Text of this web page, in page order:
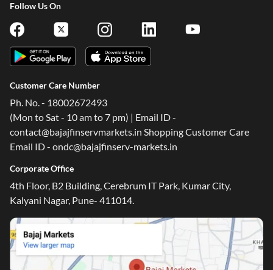
Follow Us On
Customer Care Number
Ph. No. - 18002672493
(Mon to Sat - 10 am to 7 pm) | Email ID -
contact@bajajfinservmarkets.in Shopping Customer Care
Email ID - ondc@bajajfinserv-markets.in
Corporate Office
4th Floor, B2 Building, Cerebrum IT Park, Kumar City,
Kalyani Nagar, Pune- 411014.